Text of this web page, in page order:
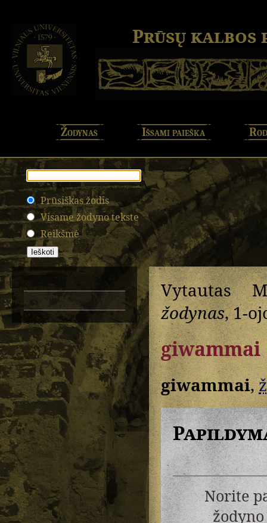
Prūsų kalbos
Žodynas Išsami paieška
Prūsiškas žodis
Visame žodyno tekste
Reikšmė
Vytautas
žodynas, 1-
giwammai
giwammai,
Norite